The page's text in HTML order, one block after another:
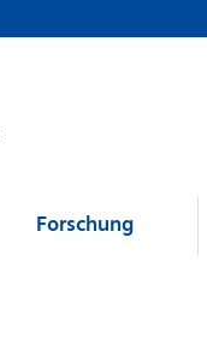
Forschung